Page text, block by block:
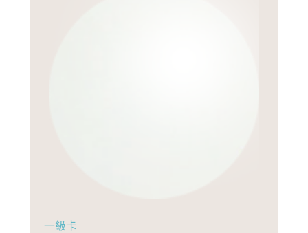
一級卡